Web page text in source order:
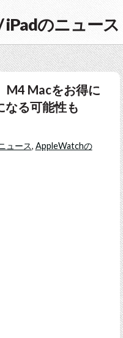
iPadのニュース
M4 Macをお得に
なる可能性も
ュース, AppleWatchの